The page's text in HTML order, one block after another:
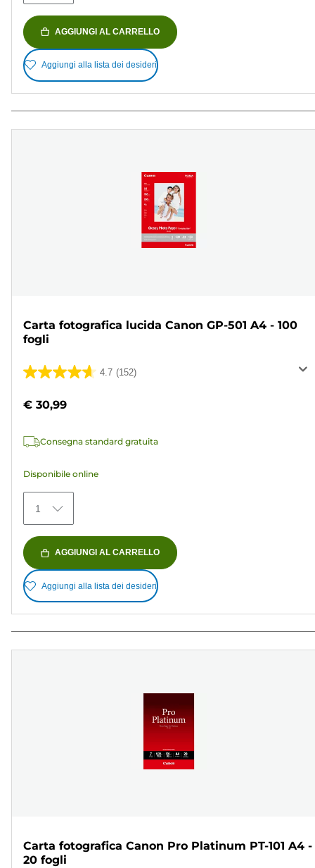
AGGIUNGI AL CARRELLO
Aggiungi alla lista dei desideri
Carta fotografica lucida Canon GP-501 A4 - 100
fogli
4.7 (152)
4.7
5
152
€ 30,99
Consegna standard gratuita
Disponibile online
1
AGGIUNGI AL CARRELLO
Aggiungi alla lista dei desideri
Carta fotografica Canon Pro Platinum PT-101 A4 -
20 fogli